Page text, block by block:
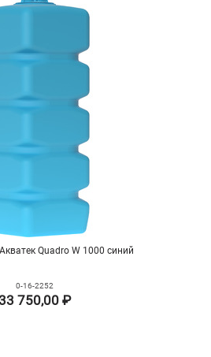
Quadro W 1000 синий
0-16-2252
750,00 ₽